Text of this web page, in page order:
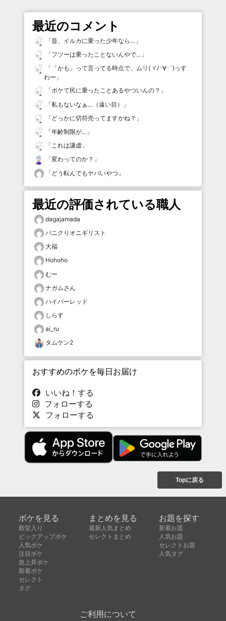
最近のコメント
「昔、イルカに乗った少年なら… 」
「フツーは乗ったことないんやで… 」
「 「かも」って言ってる時点で、ムリ(ヾﾉ･∀･`)っす
わー 」
「ボケて民に乗ったことあるやついんの？ 」
「私もないなぁ…（遠い目）
」
「 どっかに切符売ってますかね？ 」
「年齢制限が… 」
「これは謙虚 」
「変わってのか？ 」
「 どう転んでもヤバいやつ 」
最近の評価されている職人
dagajamada
パニクりオニギリスト
大福
Hohoho
むー
ナガムさん
ハイパーレッド
しらす
ai_ru
タムケン2
おすすめのボケを毎日お届け
いいね！する
フォローする
フォローする
Topに戻る
ボケを見る
殿堂入り
ピックアップボケ
人気ボケ
注目ボケ
急上昇ボケ
新着ボケ
セレクト
タグ
まとめを見る
最新人気まとめ
セレクトまとめ
お題を探す
新着お題
人気お題
セレクトお題
人気タグ
ご利用について